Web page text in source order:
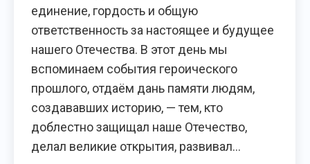
единение, гордость и общую
ответственность за настоящее и будущее
нашего Отечества. В этот день мы
вспоминаем события героического
прошлого, отдаём дань памяти людям,
создававших историю, — тем, кто
доблестно защищал наше Отечество,
делал великие открытия, развивал…